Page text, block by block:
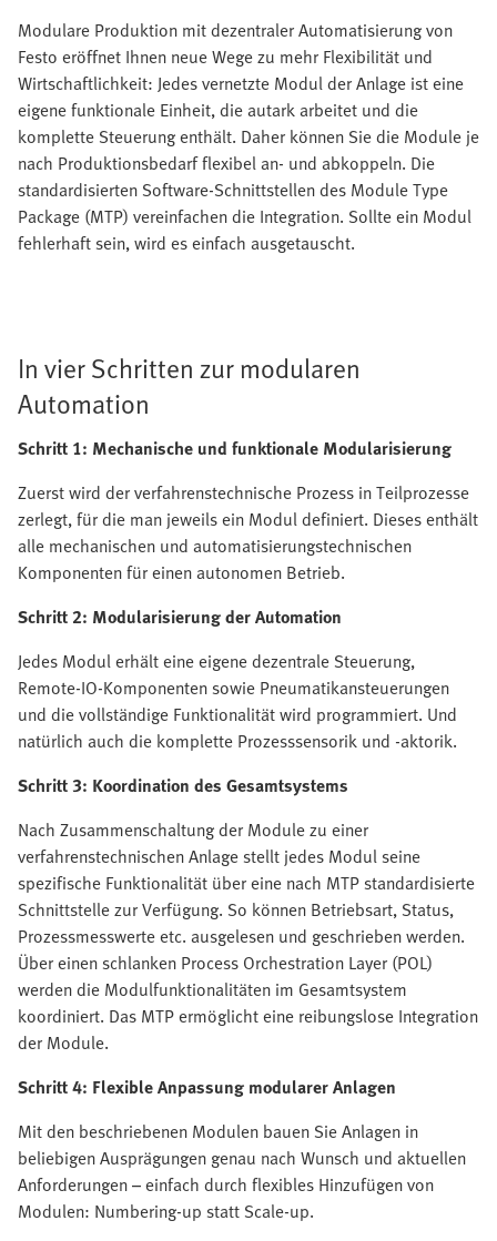
Modulare Produktion mit dezentraler Automatisierung von
Festo eröffnet Ihnen neue Wege zu mehr Flexibilität und
Wirtschaftlichkeit: Jedes vernetzte Modul der Anlage ist eine
eigene funktionale Einheit, die autark arbeitet und die
komplette Steuerung enthält. Daher können Sie die Module je
nach Produktionsbedarf flexibel an- und abkoppeln. Die
standardisierten Software-Schnittstellen des Module Type
Package (MTP) vereinfachen die Integration. Sollte ein Modul
fehlerhaft sein, wird es einfach ausgetauscht.
In vier Schritten zur modularen
Automation
Schritt 1: Mechanische und funktionale Modularisierung
Zuerst wird der verfahrenstechnische Prozess in Teilprozesse
zerlegt, für die man jeweils ein Modul definiert. Dieses enthält
alle mechanischen und automatisierungstechnischen
Komponenten für einen autonomen Betrieb.
Schritt 2: Modularisierung der Automation
Jedes Modul erhält eine eigene dezentrale Steuerung,
Remote-IO-Komponenten sowie Pneumatikansteuerungen
und die vollständige Funktionalität wird programmiert. Und
natürlich auch die komplette Prozesssensorik und -aktorik.
Schritt 3: Koordination des Gesamtsystems
Nach Zusammenschaltung der Module zu einer
verfahrenstechnischen Anlage stellt jedes Modul seine
spezifische Funktionalität über eine nach MTP standardisierte
Schnittstelle zur Verfügung. So können Betriebsart, Status,
Prozessmesswerte etc. ausgelesen und geschrieben werden.
Über einen schlanken Process Orchestration Layer (POL)
werden die Modulfunktionalitäten im Gesamtsystem
koordiniert. Das MTP ermöglicht eine reibungslose Integration
der Module.
Schritt 4: Flexible Anpassung modularer Anlagen
Mit den beschriebenen Modulen bauen Sie Anlagen in
beliebigen Ausprägungen genau nach Wunsch und aktuellen
Anforderungen – einfach durch flexibles Hinzufügen von
Modulen: Numbering-up statt Scale-up.